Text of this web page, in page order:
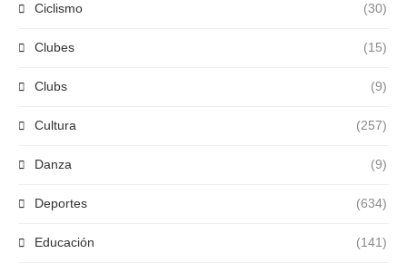
Ciclismo (30)
Clubes (15)
Clubs (9)
Cultura (257)
Danza (9)
Deportes (634)
Educación (141)